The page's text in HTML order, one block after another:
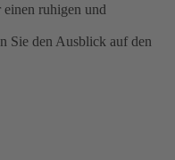
ruhigen und
Sie den Ausblick auf den